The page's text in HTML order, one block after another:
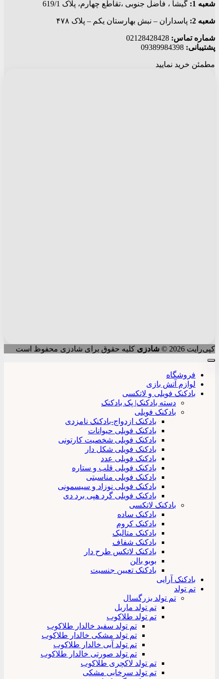
شعبه 1: گيشا ، فاضل جنوبی ،تقاطع چهارم، پلاک 619/1
شعبه 2: پاسداران – نبش بهارستان یکم – پلاک ۴۷۸
شماره تماس:
پشتیبانی:
مطمئن خرید نمایید
کپی‌رایت 2026 © شادزی کلیه حقوق برای شادزی محفوظ است
فروشگاه
لوازم آتش بازی
بادکنک فویلی و لاتکسی
دسته بادکنک| پک بادکنک
بادکنک فویلی
بادکنک ازدواج-بادکنک نامزدی
بادکنک فویلی حیوانات
بادکنک فویلی شخصیت کارتونی
بادکنک فویلی شکل دار
بادکنک فویلی عدد
بادکنک فویلی قلب و ستاره
بادکنک فویلی مناسبتی
بادکنک فویلی نوزاد و سیسمونی
بادکنک فویلی گرد هپی برد دی
بادکنک لاتکسی
بادکنک ساده
بادکنک کروم
بادکنک متالیک
بادکنک شفاف
بادکنک لاتکس طرح دار
بوبو بالن
بادکنک تعیین جنسیت
بادکنک آرایی
تم تولد
تم تولد بزرگسال
تم تولد ماربل
تم تولد طلاکوب
تم تولد سفید خالدار طلاکوب
تم تولد مشکی خالدار طلاکوب
تم تولد آبی خالدار طلاکوب
تم تولد صورتی خالدار طلاکوب
تم تولد لاکچری طلاکوب
تم تولد سرخابی مشکی